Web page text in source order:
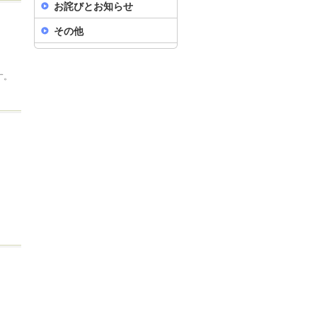
お詫びとお知らせ
その他